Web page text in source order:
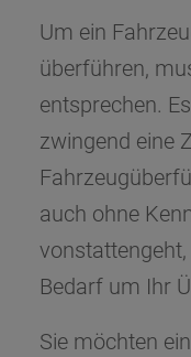
Um ein
überführen,
entsprechen.
zwingend eine
auch ohne
Bedarf um Ihr
Sie möchten